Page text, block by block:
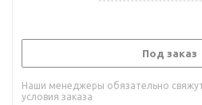
Под заказ
Наши менеджеры обязательно
условия заказа